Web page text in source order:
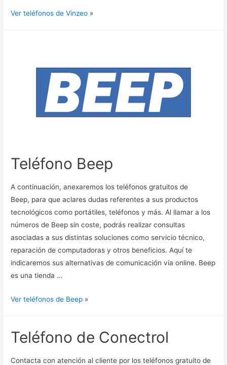
Ver teléfonos de Vinzeo »
Teléfono Beep
A continuación, anexaremos los teléfonos gratuitos de
Beep, para que aclares dudas referentes a sus productos
tecnológicos como portátiles, teléfonos y más. Al llamar a los
números de Beep sin coste, podrás realizar consultas
asociadas a sus distintas soluciones como servicio técnico,
reparación de computadoras y otros beneficios. Aquí te
indicaremos sus alternativas de comunicación vía online. Beep
es una tienda …
Ver teléfonos de Beep »
Teléfono de Conectrol
Contacta con atención al cliente por los teléfonos gratuito de